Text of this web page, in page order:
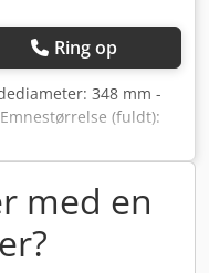
Ring op
348 mm -
(fuldt):
Restarbejdsdybde: ca.
med en